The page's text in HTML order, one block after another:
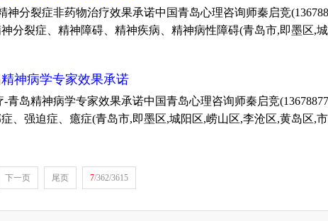
分裂症非药物治疗效果承诺中国青岛心理咨询师秦启竞
分裂症、精神障碍、精神疾病、精神病性障碍(青岛市,即墨区,
精神病学专家效果承诺
岛精神病学专家效果承诺中国青岛心理咨询师秦启竞
、强迫症、癔症(青岛市,即墨区,城阳区,崂山区,李沧区,黄岛区,
下一页 尾页 7/362/3615